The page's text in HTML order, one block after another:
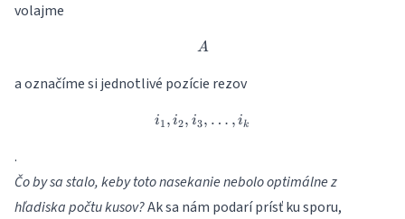
volajme
A
A
a označíme si jednotlivé pozície rezov
i_1, i_2, i_3,\dots , i_k
i1 , i2, i3, … , ik
.
Čo by sa stalo, keby toto nasekanie nebolo optimálne z
hľadiska počtu kusov?Ak sa nám podarí prísť ku sporu,